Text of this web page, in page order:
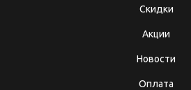
Скидки
Акции
Новости
Оплата